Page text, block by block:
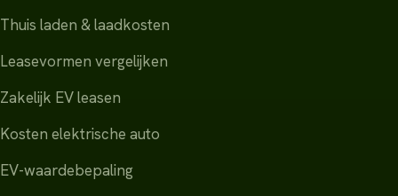
Thuis laden & laadkosten
Leasevormen vergelijken
Zakelijk EV leasen
Kosten elektrische auto
EV-waardebepaling